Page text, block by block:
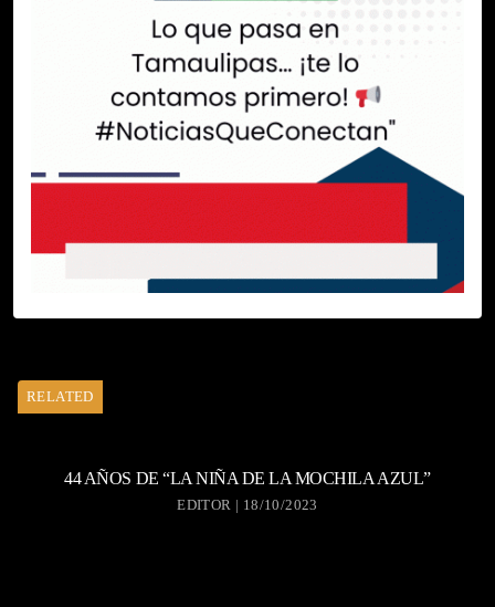
RELATED
44 AÑOS DE “LA NIÑA DE LA MOCHILA AZUL”
EDITOR | 18/10/2023